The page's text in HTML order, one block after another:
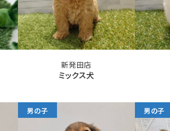
新発田店
ミックス犬
男の子 男の子